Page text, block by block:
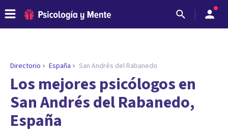
ENCONTRAR MI TERAPEUTA
¿Necesitas ayuda para encontrar el
psicólogo adecuado?
Responde a unas breves preguntas y te ofreceremos
los profesionales que más se ajustan a tus
necesidades.
Directorio España San Andrés del Rabanedo
Los mejores psicólogos en
San Andrés del Rabanedo,
España